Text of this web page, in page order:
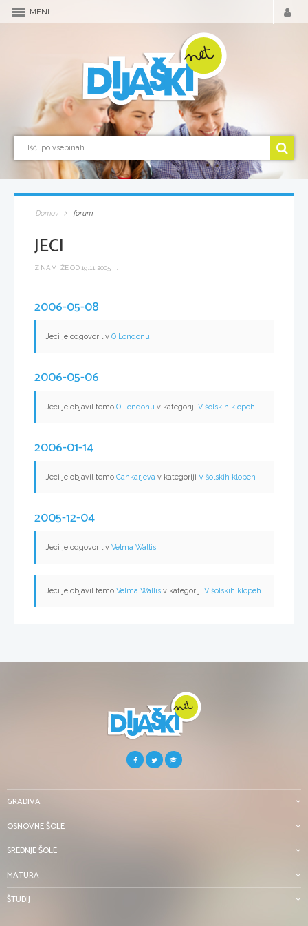
MENI
Domov forum
JECI
Z NAMI ŽE OD 19.11.2005 ...
2006-05-08
Jeci je odgovoril v O Londonu
2006-05-06
Jeci je objavil temo O Londonu v kategoriji V šolskih klopeh
2006-01-14
Jeci je objavil temo Cankarjeva v kategoriji V šolskih klopeh
2005-12-04
Jeci je odgovoril v Velma Wallis
Jeci je objavil temo Velma Wallis v kategoriji V šolskih klopeh
GRADIVA
OSNOVNE ŠOLE
SREDNJE ŠOLE
MATURA
ŠTUDIJ